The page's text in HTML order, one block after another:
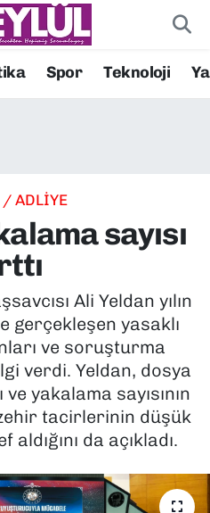
Spor Teknoloji
/ ADLİYE
sayısı
Ali Yeldan yılın
gerçekleşen yasaklı
ve soruşturma
verdi. Yeldan, dosya
ve yakalama sayısının
tacirlerinin düşük
da açıkladı.
ve Fikstür